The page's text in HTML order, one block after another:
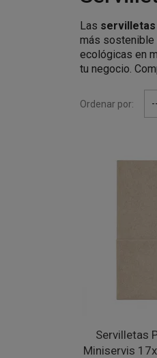
Las
más sostenible
ecológicas en
tu negocio.
Ordenar por: --
Servilletas
Miniservis